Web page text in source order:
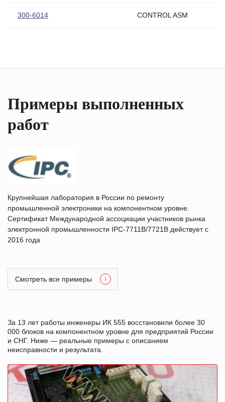
300-6014 CONTROL ASM
Примеры выполненных
работ
Крупнейшая лаборатория в России по ремонту
промышленной электроники на компонентном уровне.
Сертификат Международной ассоциации участников рынка
электронной промышленности IPC-7711B/7721B действует с
2016 года
Смотреть все примеры
За 13 лет работы инженеры ИК 555 восстановили более 30
000 блоков на компонентном уровне для предприятий России
и СНГ. Ниже — реальные примеры с описанием
неисправности и результата.